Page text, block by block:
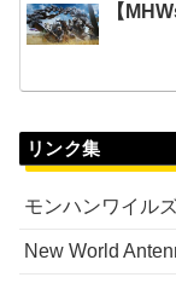
【
リンク集
モンハンワイル
New World